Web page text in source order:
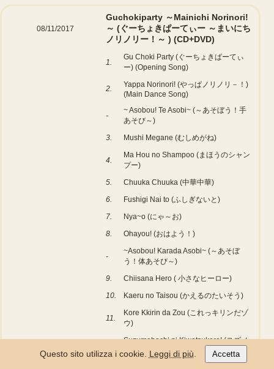
Questo sito utilizza i cookie. Leggi di più Accetta
08/11/2017
Guchokiparty ～Mainichi Norinori!
～ (ぐーちょきぱーてぃー ～まいにち
ノリノリー！～ ) (CD+DVD)
1.
Gu Choki Party (ぐーちょきぱーてぃ
ー) (Opening Song)
2.
Yappa Norinori! (やっぱノリノリ－！)
(Main Dance Song)
-
~ Asobou! Te Asobi~ (～あそぼう！手
あそび～)
3.
Mushi Megane (むしめがね)
4.
Ma Hou no Shampoo (まほうのシャン
プー)
5.
Chuuka Chuuka (中華中華)
6.
Fushigi Nai to (ふしぎないと)
7.
Nya~o (にゃ～お)
8.
Ohayou! (おはよう！)
-
~Asobou! Karada Asobi~ (～あそぼ
う！体あそび～)
9.
Chiisana Hero ( 小さなヒーロー)
10.
Kaeru no Taisou (かえるのたいそう)
11.
Kore Kkirin da Zou (これっキリンだゾ
ウ)
Suzumebachi ni Kiwotsukero! (スズメ
バチに気をつけろ！)